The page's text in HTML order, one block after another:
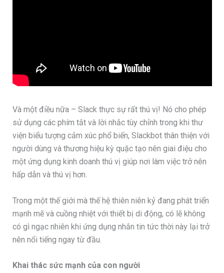
Và một điều nữa – Slack thực sự rất thú vị! Nó cho phép
sử dụng các phím tắt và lời nhắc tùy chỉnh trong khi thư
viện biểu tượng cảm xúc phổ biến, Slackbot thân thiện với
người dùng và thương hiệu kỳ quặc tạo nên giai điệu cho
một ứng dụng kinh doanh thú vị giúp nơi làm việc trở nên
hấp dẫn và thú vị hơn.
Trong một thế giới mà thế hệ thiên niên kỷ đang phát triển
mạnh mẽ và cuồng nhiệt với thiết bị di động, có lẽ không
có gì ngạc nhiên khi ứng dụng nhắn tin tức thời này lại trở
nên nổi tiếng ngay từ đầu.
Khai thác sức mạnh của con người